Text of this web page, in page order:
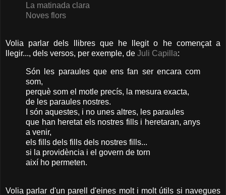
La matinada clara
Noves flors
Volia parlar dels llibres que he llegit o he començat a
llegir..., dels versos, per exemple, de Juli Capilla:
Són les paraules que ens fan ser encara com
som,
perquè som el motle precís, la mesura exacta,
de les paraules nostres.
I són aquestes, i no unes altres, les paraules
que han heretat els nostres fills i heretaran, anys
a venir,
els fills dels fills dels nostres fills...
si la providència i el govern de torn
així ho permeten.
Volia parlar d'un parell d'eines molt i molt útils si navegues